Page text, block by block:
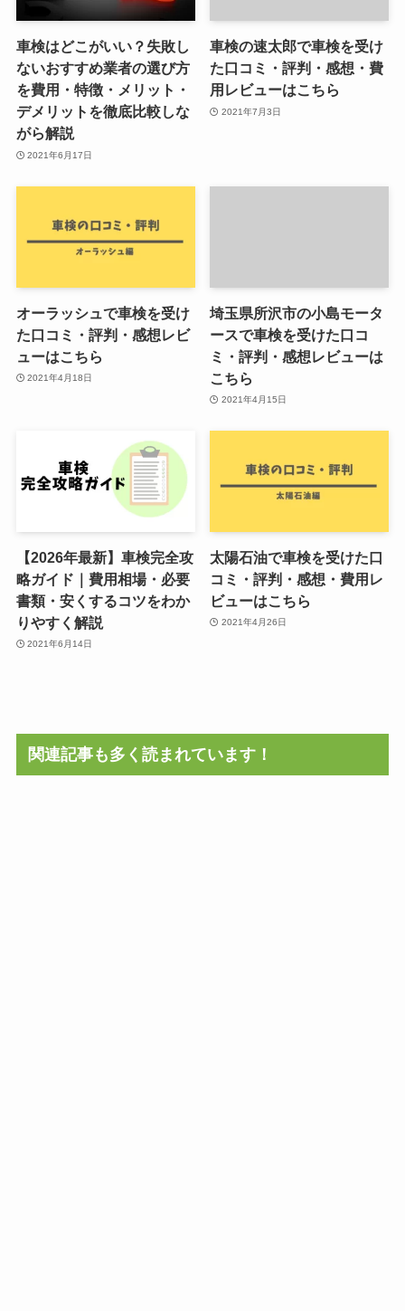
車検はどこがいい？失敗し
ないおすすめ業者の選び方
を費用・特徴・メリット・
デメリットを徹底比較しな
がら解説
2021年6月17日
車検の速太郎で車検を受け
た口コミ・評判・感想・費
用レビューはこちら
2021年7月3日
オーラッシュで車検を受け
た口コミ・評判・感想レビ
ューはこちら
2021年4月18日
埼玉県所沢市の小島モータ
ースで車検を受けた口コ
ミ・評判・感想レビューは
こちら
2021年4月15日
【2026年最新】車検完全攻
略ガイド｜費用相場・必要
書類・安くするコツをわか
りやすく解説
2021年6月14日
太陽石油で車検を受けた口
コミ・評判・感想・費用レ
ビューはこちら
2021年4月26日
関連記事も多く読まれています！